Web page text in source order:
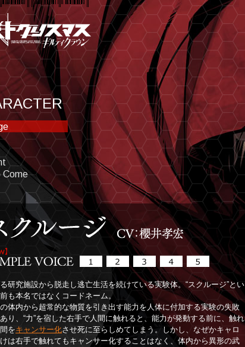
Come
Voice2 Voice3 Voice4 Voice5
研究施設から脱走し逃亡生活を続けている実験体。“スクルージ”とい
も本名ではなくコードネーム。
体内から超常的な物質を引き出す能力を人体に付加する実験の失敗
り、“力”を宿した右手で人間に触れると、能力が発動する前に、触れ
をキャンサー化させ死に至らしめてしまう。しかし、なぜかキャロ
は右手で触れてもキャンサー化することはなく、体内から異形の武